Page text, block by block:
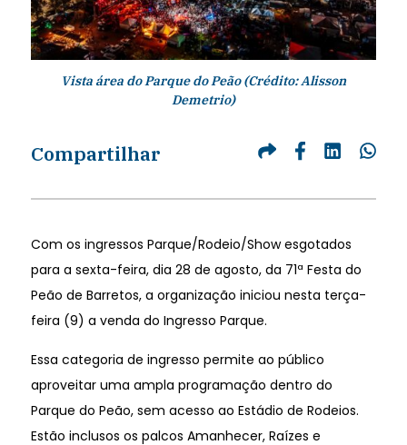
Vista área do Parque do Peão (Crédito: Alisson
Demetrio)
Compartilhar
Com os ingressos Parque/Rodeio/Show esgotados
para a sexta-feira, dia 28 de agosto, da 71ª Festa do
Peão de Barretos, a organização iniciou nesta terça-
feira (9) a venda do Ingresso Parque.
Essa categoria de ingresso permite ao público
aproveitar uma ampla programação dentro do
Parque do Peão, sem acesso ao Estádio de Rodeios.
Estão inclusos os palcos Amanhecer, Raízes e